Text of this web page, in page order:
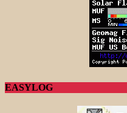
EASYLOG